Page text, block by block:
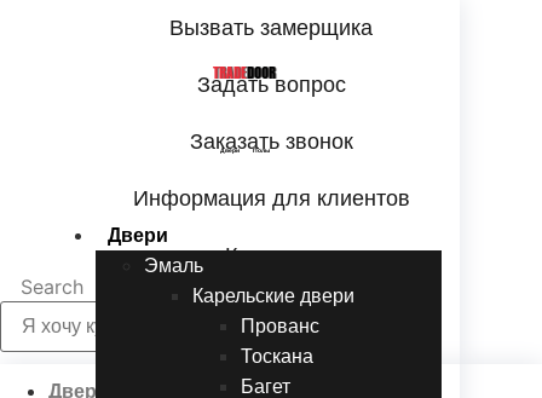
TRADEDOOR
Двери Полы
Двери
Эмаль
Карельские двери
Прованc
Тоскана
Багет
Вызвать замерщика
Задать вопрос
Заказать звонок
Информация для клиентов
Контакты
Search
Двери